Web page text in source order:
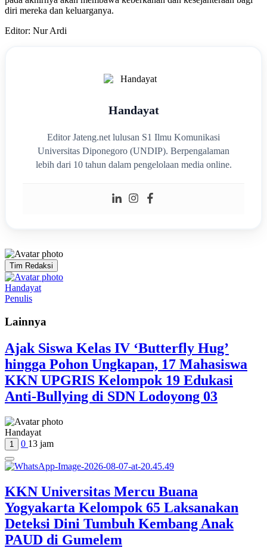
diri mereka dan keluarganya.
Editor: Nur Ardi
Handayat
Editor Jateng.net lulusan S1 Ilmu Komunikasi
Universitas Diponegoro (UNDIP). Berpengalaman
lebih dari 10 tahun dalam pengelolaan media online.
Tim Redaksi
Handayat
Penulis
Lainnya
Ajak Siswa Kelas IV ‘Butterfly Hug’
hingga Pohon Ungkapan, 17 Mahasiswa
KKN UPGRIS Kelompok 19 Edukasi
Anti-Bullying di SDN Lodoyong 03
Handayat
1 0 13 jam
KKN Universitas Mercu Buana
Yogyakarta Kelompok 65 Laksanakan
Deteksi Dini Tumbuh Kembang Anak
PAUD di Gumelem